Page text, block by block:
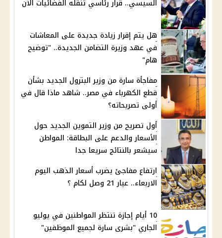
السيسي.. قرار رئاسي تنقله الفضائيات الآن
هل يتم إقرار زيادة جديدة على المعاشات
في عهد وزيرة التضامن الجديدة.. "توضيح
هام"
مفاجأة سارة من وزير البترول الجديد بشأن
قطع الكهرباء في مصر.. شاهد ماذا قال في
أولى تصريحاته؟
أول تصريح من وزير التموين الجديد حول
الأسعار والدعم على البطاقة: المواطن
سيشعر بالنتائج سريعا جدا
ارتفاع مفاجئ يضرب أسعار الذهب اليوم
الاربعاء.. عيار 21 وصل لكام ؟
10 أيام إجازة تنتظر المواطنين في يوليو
الجاري "بشرى سارة لجميع الموظفين"